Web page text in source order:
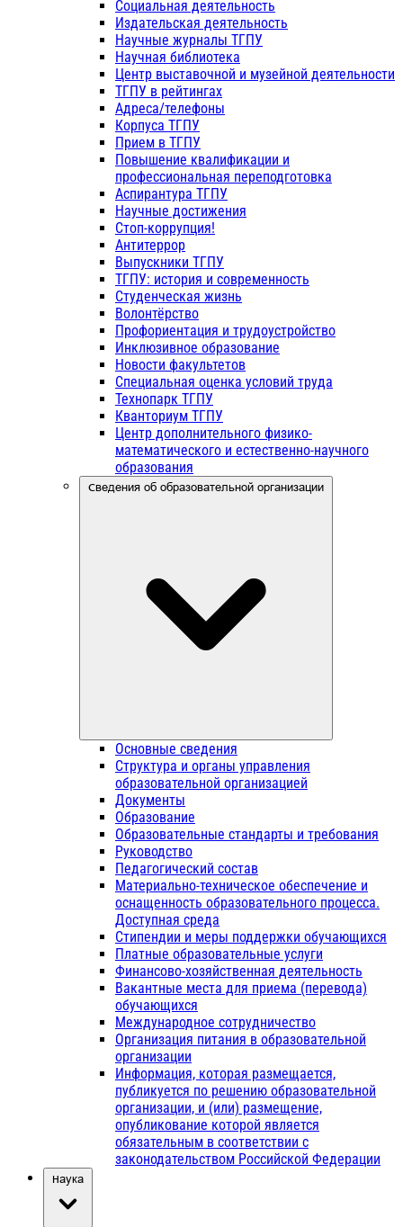
Социальная деятельность
Издательская деятельность
Научные журналы ТГПУ
Научная библиотека
Центр выставочной и музейной деятельности
ТГПУ в рейтингах
Адреса/телефоны
Корпуса ТГПУ
Прием в ТГПУ
Повышение квалификации и
профессиональная переподготовка
Аспирантура ТГПУ
Научные достижения
Стоп-коррупция!
Антитеррор
Выпускники ТГПУ
ТГПУ: история и современность
Студенческая жизнь
Волонтёрство
Профориентация и трудоустройство
Инклюзивное образование
Новости факультетов
Специальная оценка условий труда
Технопарк ТГПУ
Кванториум ТГПУ
Центр дополнительного физико-
математического и естественно-научного
образования
Сведения об образовательной организации
Основные сведения
Структура и органы управления
образовательной организацией
Документы
Образование
Образовательные стандарты и требования
Руководство
Педагогический состав
Материально-техническое обеспечение и
оснащенность образовательного процесса.
Доступная среда
Стипендии и меры поддержки обучающихся
Платные образовательные услуги
Финансово-хозяйственная деятельность
Вакантные места для приема (перевода)
обучающихся
Международное сотрудничество
Организация питания в образовательной
организации
Информация, которая размещается,
публикуется по решению образовательной
организации, и (или) размещение,
опубликование которой является
обязательным в соответствии с
законодательством Российской Федерации
Наука